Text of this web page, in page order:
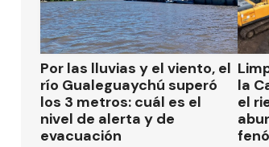
Por las lluvias y el viento, el
río Gualeguaychú superó
los 3 metros: cuál es el
nivel de alerta y de
evacuación
la
el